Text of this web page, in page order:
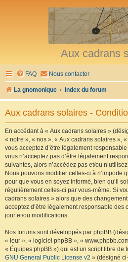
Aux cadrans
FAQ Nous contacter
La gnomonique Index du forum
Aux cadrans solaires -
En accédant à « Aux cadrans solaires »
« notre », « nos », « Aux cadrans solaires »,
vous acceptez d’être légalement
vous n’acceptez pas d’être légalement
suivantes, alors n’accédez pas et/ou
Nous pouvons modifier celles-ci à n’importe
pour que vous en soyez informé, bien qu’il
régulièrement celles-ci par vous-même. Si
cadrans solaires » alors que des
acceptez d’être légalement responsable des
jour et/ou modifications.
Nos forums sont développés par phpBB
« leur », « logiciel phpBB », «
« Équipes phpBB ») qui est un script libre de
GNU General Public License v2 » (désigné